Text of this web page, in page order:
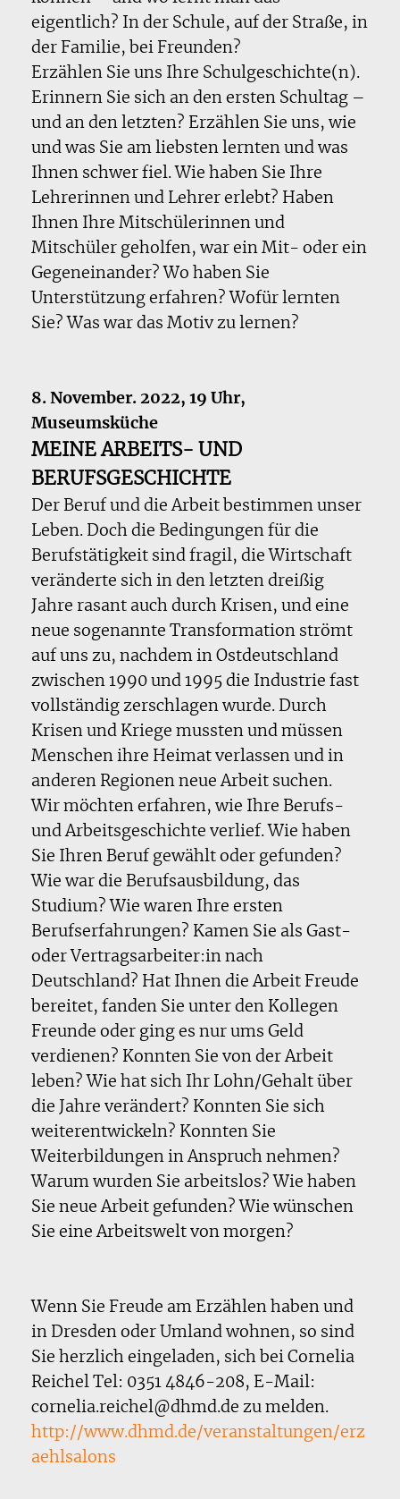
eigentlich? In der Schule, auf der Straße, in
der Familie, bei Freunden?
Erzählen Sie uns Ihre Schulgeschichte(n).
Erinnern Sie sich an den ersten Schultag –
und an den letzten? Erzählen Sie uns, wie
und was Sie am liebsten lernten und was
Ihnen schwer fiel. Wie haben Sie Ihre
Lehrerinnen und Lehrer erlebt? Haben
Ihnen Ihre Mitschülerinnen und
Mitschüler geholfen, war ein Mit- oder ein
Gegeneinander? Wo haben Sie
Unterstützung erfahren? Wofür lernten
Sie? Was war das Motiv zu lernen?
8. November. 2022, 19 Uhr,
Museumsküche
MEINE ARBEITS- UND
BERUFSGESCHICHTE
Der Beruf und die Arbeit bestimmen unser
Leben. Doch die Bedingungen für die
Berufstätigkeit sind fragil, die Wirtschaft
veränderte sich in den letzten dreißig
Jahre rasant auch durch Krisen, und eine
neue sogenannte Transformation strömt
auf uns zu, nachdem in Ostdeutschland
zwischen 1990 und 1995 die Industrie fast
vollständig zerschlagen wurde. Durch
Krisen und Kriege mussten und müssen
Menschen ihre Heimat verlassen und in
anderen Regionen neue Arbeit suchen.
Wir möchten erfahren, wie Ihre Berufs-
und Arbeitsgeschichte verlief. Wie haben
Sie Ihren Beruf gewählt oder gefunden?
Wie war die Berufsausbildung, das
Studium? Wie waren Ihre ersten
Berufserfahrungen? Kamen Sie als Gast-
oder Vertragsarbeiter:in nach
Deutschland? Hat Ihnen die Arbeit Freude
bereitet, fanden Sie unter den Kollegen
Freunde oder ging es nur ums Geld
verdienen? Konnten Sie von der Arbeit
leben? Wie hat sich Ihr Lohn/Gehalt über
die Jahre verändert? Konnten Sie sich
weiterentwickeln? Konnten Sie
Weiterbildungen in Anspruch nehmen?
Warum wurden Sie arbeitslos? Wie haben
Sie neue Arbeit gefunden? Wie wünschen
Sie eine Arbeitswelt von morgen?
Wenn Sie Freude am Erzählen haben und
in Dresden oder Umland wohnen, so sind
Sie herzlich eingeladen, sich bei Cornelia
Reichel Tel: 0351 4846-208, E-Mail:
cornelia.reichel@dhmd.de zu melden.
http://www.dhmd.de/veranstaltungen/erz
aehlsalons